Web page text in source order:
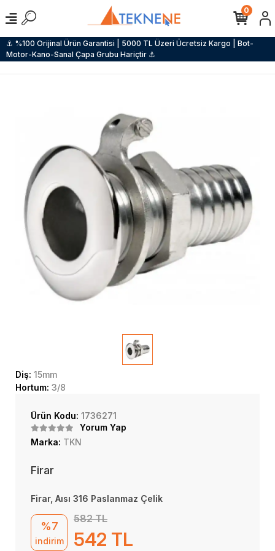
⚓ %100 Orijinal Ürün Garantisi | 5000 TL Üzeri Ücretsiz Kargo | Bot-
Motor-Kano-Sanal Çapa Grubu Hariçtir ⚓
0
Diş: 15mm
Hortum: 3/8
Ürün Kodu: 1736271
Yorum Yap
Marka: TKN
Firar
Firar, Aısı 316 Paslanmaz Çelik
%7
indirim
582 TL
542 TL